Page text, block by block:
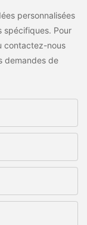
personnalisées
spécifiques. Pour
contactez-nous
demandes de